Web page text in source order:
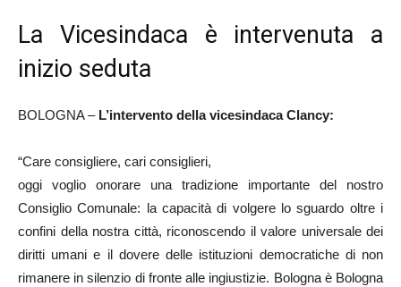
La Vicesindaca è intervenuta a
inizio seduta
BOLOGNA – L’intervento della vicesindaca Clancy:
“Care consigliere, cari consiglieri,
oggi voglio onorare una tradizione importante del nostro
Consiglio Comunale: la capacità di volgere lo sguardo oltre i
confini della nostra città, riconoscendo il valore universale dei
diritti umani e il dovere delle istituzioni democratiche di non
rimanere in silenzio di fronte alle ingiustizie. Bologna è Bologna